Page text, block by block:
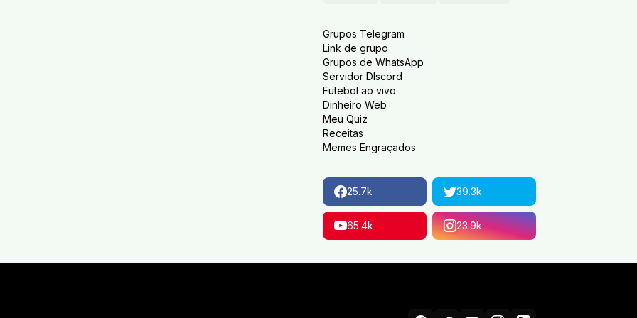
Grupos Telegram
Link de grupo
Grupos de WhatsApp
Servidor DIscord
Futebol ao vivo
Dinheiro Web
Meu Quiz
Receitas
Memes Engraçados
25.7k 39.3k
65.4k 23.9k